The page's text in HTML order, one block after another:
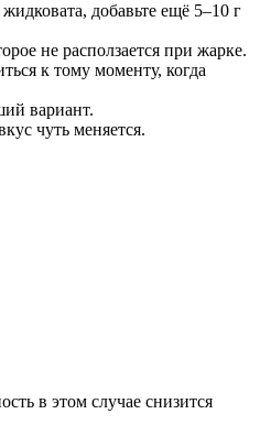
добавьте ещё 5–10 г
не расползается при жарке.
к тому моменту, когда
вариант.
чуть меняется.
в этом случае снизится